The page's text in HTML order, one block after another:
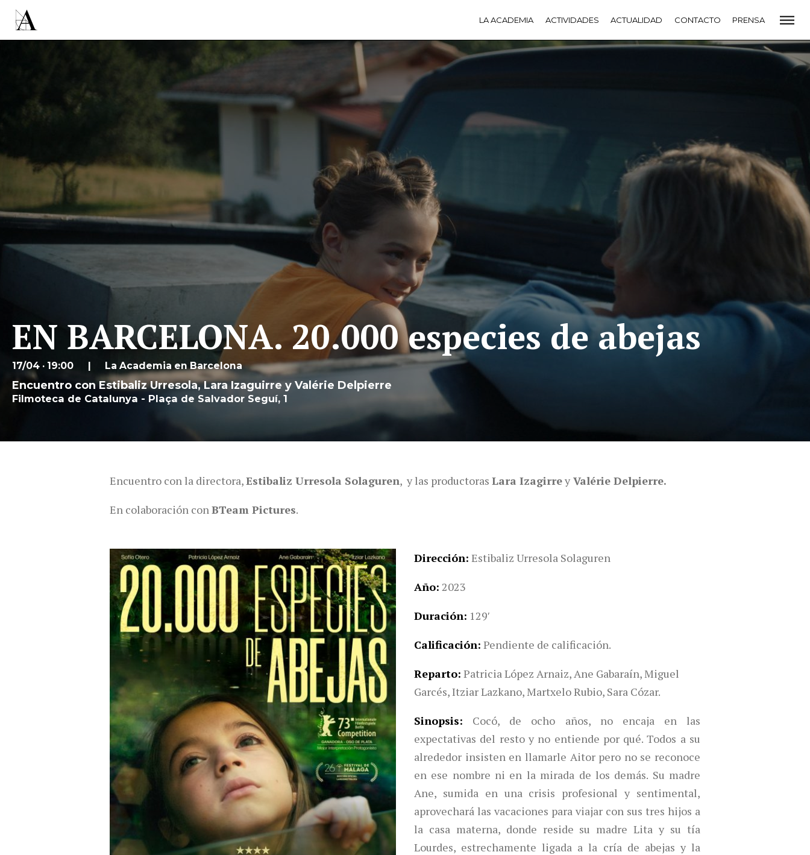
LA ACADEMIA ACTIVIDADES ACTUALIDAD CONTACTO PRENSA
EN BARCELONA. 20.000 especies de abejas
17/04 · 19:00 La Academia en Barcelona
Encuentro con Estibaliz Urresola, Lara Izaguirre y Valérie Delpierre
Filmoteca de Catalunya - Plaça de Salvador Seguí, 1
Encuentro con la directora,Estibaliz Urresola Solaguren, y las productoras Lara Izagirrey Valérie Delpierre.
En colaboración conBTeam Pictures.
Dirección Estibaliz Urresola Solaguren
Año 2023
Duración 129′
Calificación Pendiente de calificación.
Reparto Patricia López Arnaiz, Ane Gabaraín, Miguel
Garcés, Itziar Lazkano, Martxelo Rubio, Sara Cózar.
Sinopsis
Cocó, de ocho años, no encaja en las
expectativas del resto y no entiende por qué. Todos a su
alrededor insisten en llamarle Aitor pero no se reconoce
en ese nombre ni en la mirada de los demás. Su madre
Ane, sumida en una crisis profesional y sentimental,
aprovechará las vacaciones para viajar con sus tres hijos a
la casa materna, donde reside su madre Lita y su tía
Lourdes, estrechamente ligada a la cría de abejas y la
LA ACADEMIA PREMIOS GOYA FUNDACIÓN
CONTACTO
ÚNETE A LA ACADEMIA DE CINE
NEWSLETTER